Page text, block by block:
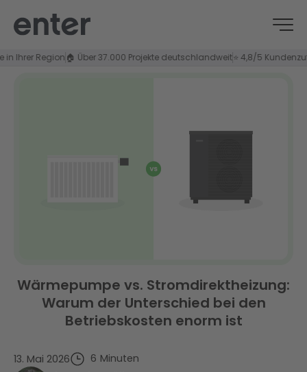
Region🏠 Über 37.000 Projekte deutschlandweit⭐ 4,8/5
Wärmepumpe vs. Stromdirektheizung:
Warum der Unterschied bei den
Betriebskosten enorm ist
13. Mai 2026 6 Minuten